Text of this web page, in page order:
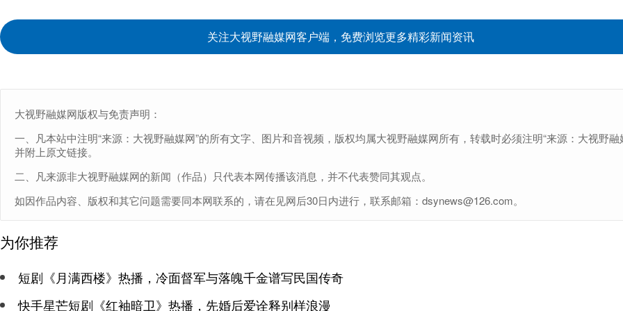
关注大视野融媒网客户端，免费浏览更多精彩新闻资讯
大视野融媒网版权与免责声明：
一、凡本站中注明“来源：大视野融媒网”的所有文字、图片和音视频，版权均属大视野融媒网所有，转载时必须注明“来源：大视野融
并附上原文链接。
二、凡来源非大视野融媒网的新闻（作品）只代表本网传播该消息，并不代表赞同其观点。
如因作品内容、版权和其它问题需要同本网联系的，请在见网后30日内进行，联系邮箱：dsynews@126.com。
为你推荐
短剧《月满西楼》热播，冷面督军与落魄千金谱写民国传奇
快手星芒短剧《红袖暗卫》热播，先婚后爱诠释别样浪漫